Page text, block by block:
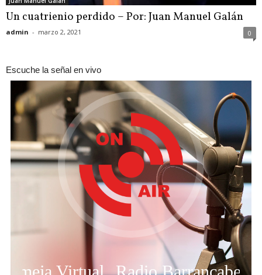
Un cuatrienio perdido – Por: Juan Manuel Galán
admin - marzo 2, 2021 0
Escuche la señal en vivo